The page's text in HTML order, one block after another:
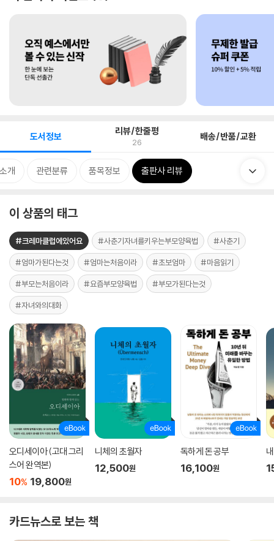
도서정보 리뷰/한줄평
26 배송/반품/교환
개 관련분류 품목정보 출판사 리뷰
이 상품의 태그
#크레마클럽에있어요 #사춘기자녀를키우는부모양육법 #사춘기
#엄마가된다는것 #엄마는처음이라 #초보엄마 #마음읽기
#부모는처음이라 #요즘부모양육법 #부모가된다는것
#자녀와의대화
오디세이아 (고대 그리
스어 완역본)
10% 19,800원
니체의 초월자
12,500원
독하게 돈 공부
16,100원
카드뉴스로 보는 책